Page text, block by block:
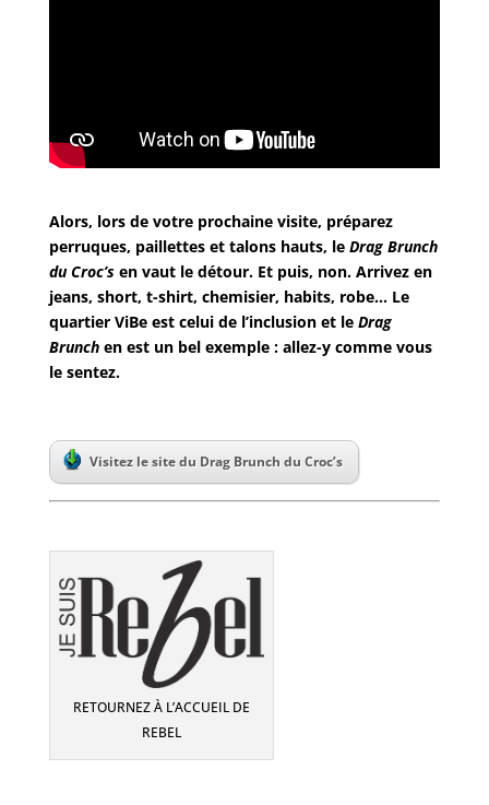
Alors, lors de votre prochaine visite, préparez
perruques, paillettes et talons hauts, le Drag Brunch
du Croc’sen vaut le détour. Et puis, non. Arrivez en
jeans, short, t-shirt, chemisier, habits, robe… Le
quartier ViBe est celui de l’inclusion et le Drag
Brunchen est un bel exemple : allez-y comme vous
le sentez.
Visitez le site du Drag Brunch du Croc’s
RETOURNEZ À L’ACCUEIL DE
REBEL